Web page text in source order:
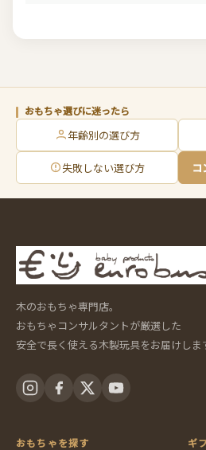
おもちゃ選びに迷ったら
年齢別の選び方
失敗しない選び方
木のおもちゃ専門店。
おもちゃコンサルタントが厳選した
安全で長く使える木製玩具をお届けしま
おもちゃを探す ギ